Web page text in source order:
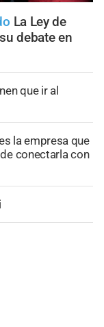
La Ley de
debate en
que ir al
la empresa que
conectarla con